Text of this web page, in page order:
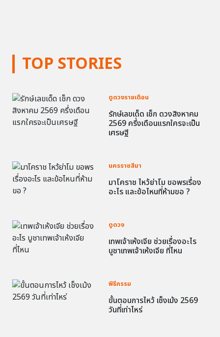
TOP STORIES
ดูดวงรายเดือน
รักษ์เลขเด็ด เช็ก ดวงสิงหาคม
2569 ครึ่งเดือนแรกใครจะเป็น
เศรษฐี
นครราชสีมา
มาโคราช ไหว้ย่าโม ขอพรเรื่อง
อะไร และข้อไหนที่ห้ามขอ ?
ดูดวง
เทพเจ้าเห้งเจีย ช่วยเรื่องอะไร
บูชาเทพเจ้าเห้งเจีย ที่ไหน
พิธีกรรม
ขั้นตอนการไหว้ เช็งเม้ง 2569
วันที่เท่าไหร่